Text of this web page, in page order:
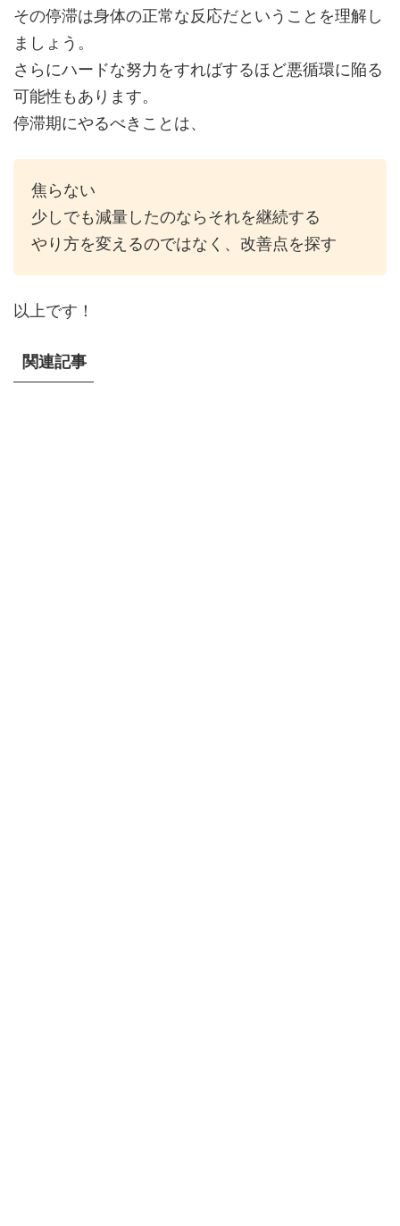
その停滞は身体の正常な反応だということを理解し
ましょう。
さらにハードな努力をすればするほど悪循環に陥る
可能性もあります。
停滞期にやるべきことは、
焦らない
少しでも減量したのならそれを継続する
やり方を変えるのではなく、改善点を探す
以上です！
関連記事